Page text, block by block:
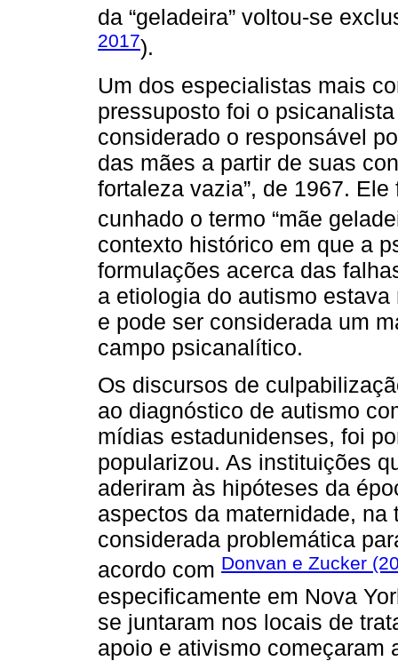
da “geladeira” voltou-se
2017).
Um dos especialistas mais
pressuposto foi o
considerado o responsável
das mães a partir de suas
fortaleza vazia”, de 1967.
cunhado o termo “mãe
contexto histórico em que a
formulações acerca das
a etiologia do autismo
e pode ser considerada um
campo psicanalítico.
Os discursos de
ao diagnóstico de autismo
mídias estadunidenses, foi
popularizou. As instituições
aderiram às hipóteses da
aspectos da maternidade,
considerada problemática
acordo com Donvan e Zucker
especificamente em Nova
se juntaram nos locais de
apoio e ativismo começaram